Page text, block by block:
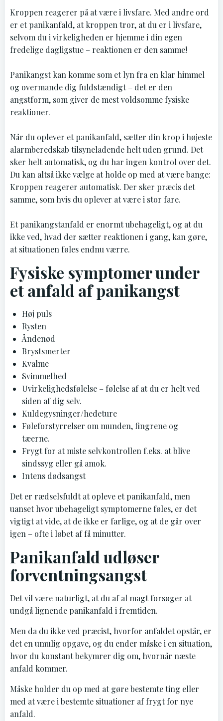
Kroppen reagerer på at være i livsfare. Med andre ord
er et panikanfald, at kroppen tror, at du er i livsfare,
selvom du i virkeligheden er hjemme i din egen
fredelige dagligstue – reaktionen er den samme!
Panikangst kan komme som et lyn fra en klar himmel
og overmande dig fuldstændigt – det er den
angstform, som giver de mest voldsomme fysiske
reaktioner.
Når du oplever et panikanfald, sætter din krop i højeste
alarmberedskab tilsyneladende helt uden grund. Det
sker helt automatisk, og du har ingen kontrol over det.
Du kan altså ikke vælge at holde op med at være bange:
Kroppen reagerer automatisk. Der sker præcis det
samme, som hvis du oplever at være i stor fare.
Et panikangstanfald er enormt ubehageligt, og at du
ikke ved, hvad der sætter reaktionen i gang, kan gøre,
at situationen føles endnu værre.
Fysiske symptomer under
et anfald af panikangst
Høj puls
Rysten
Åndenød
Brystsmerter
Kvalme
Svimmelhed
Uvirkelighedsfølelse – følelse af at du er helt ved
siden af dig selv.
Kuldegysninger/hedeture
Føleforstyrrelser om munden, fingrene og
tæerne.
Frygt for at miste selvkontrollen f.eks. at blive
sindssyg eller gå amok.
Intens dødsangst
Det er rædselsfuldt at opleve et panikanfald, men
uanset hvor ubehageligt symptomerne føles, er det
vigtigt at vide, at de ikke er farlige, og at de går over
igen – ofte i løbet af få minutter.
Panikanfald udløser
forventningsangst
Det vil være naturligt, at du af al magt forsøger at
undgå lignende panikanfald i fremtiden.
Men da du ikke ved præcist, hvorfor anfaldet opstår, er
det en umulig opgave, og du ender måske i en situation,
hvor du konstant bekymrer dig om, hvornår næste
anfald kommer.
Måske holder du op med at gøre bestemte ting eller
med at være i bestemte situationer af frygt for nye
anfald.